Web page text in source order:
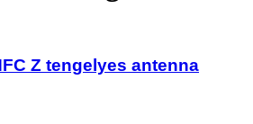
Z tengelyes antenna